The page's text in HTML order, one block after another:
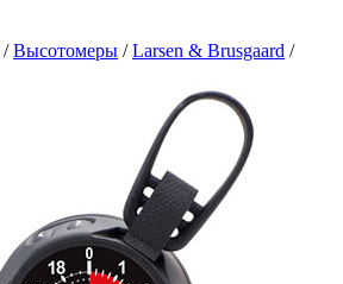
/ Высотомеры / Larsen & Brusgaard /